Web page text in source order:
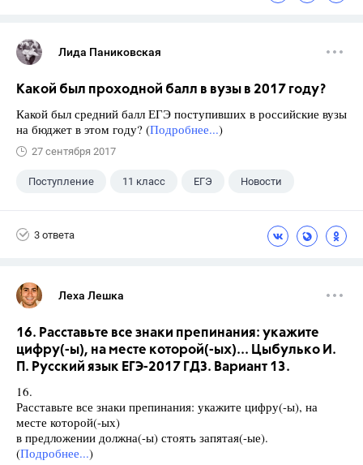
Лида Паниковская
Какой был проходной балл в вузы в 2017 году?
Какой был средний балл ЕГЭ поступивших в российские вузы
на бюджет в этом году? (Подробнее...)
27 сентября 2017
Поступление 11 класс ЕГЭ Новости
3 ответа
Леха Лешка
16. Расставьте все знаки препинания: укажите
цифру(-ы), на месте которой(-ых)... Цыбулько И.
П. Русский язык ЕГЭ-2017 ГДЗ. Вариант 13.
16.
Расставьте все знаки препинания: укажите цифру(-ы), на
месте которой(-ых)
в предложении должна(-ы) стоять запятая(-ые).
(Подробнее...)